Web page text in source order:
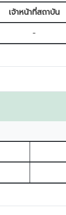
เจ้าหน้าที่สถาบัน
-